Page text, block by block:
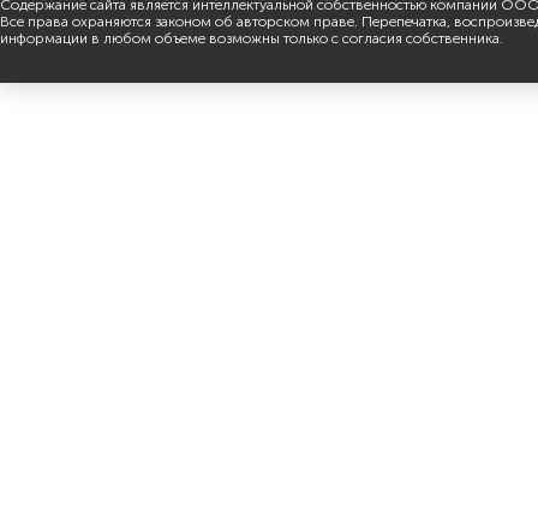
Содержание сайта является интеллектуальной собственностью компании
Все права охраняются законом об авторском праве. Перепечатка,
информации в любом объеме возможны только с согласия собственника.